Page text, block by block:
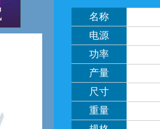
名称
电源
功率
产量
尺寸
重量